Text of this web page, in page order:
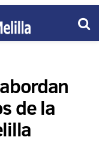
de la